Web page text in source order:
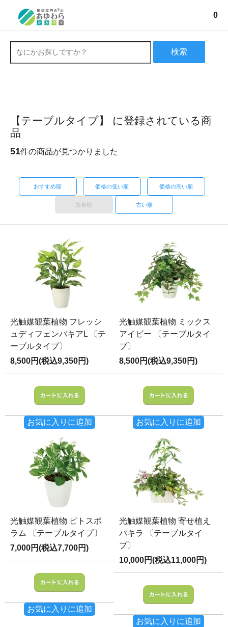
0
検索
【テーブルタイプ】 に登録されている商
品
51件の商品が見つかりました
おすすめ順 価格の低い順 価格の高い順
新着順 古い順
光触媒観葉植物 フレッシ
ュディフェンバキアL 〔テ
ーブルタイプ〕
8,500円(税込9,350円)
お気に入りに追加
光触媒観葉植物 ミックス
アイビー 〔テーブルタイ
プ〕
8,500円(税込9,350円)
お気に入りに追加
光触媒観葉植物 ピトスポ
ラム 〔テーブルタイプ〕
7,000円(税込7,700円)
お気に入りに追加
光触媒観葉植物 寄せ植え
パキラ 〔テーブルタイ
プ〕
10,000円(税込11,000円)
お気に入りに追加